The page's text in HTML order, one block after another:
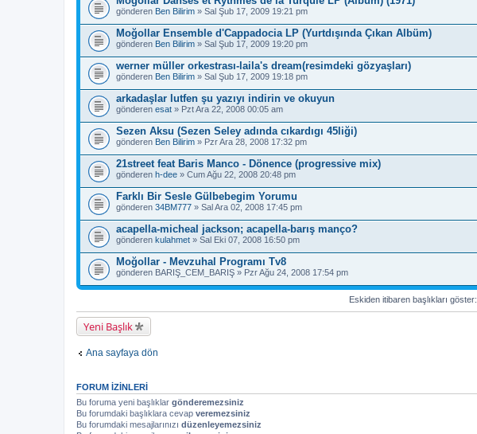
gönderen Ben Bilirim » Sal Şub 17, 2009 19:21 pm
Moğollar Ensemble d'Cappadocia LP (Yurtdışında Çıkan Albüm)
gönderen Ben Bilirim » Sal Şub 17, 2009 19:20 pm
werner müller orkestrası-laila's dream(resimdeki gözyaşları)
gönderen Ben Bilirim » Sal Şub 17, 2009 19:18 pm
arkadaşlar lutfen şu yazıyı indirin ve okuyun
gönderen esat » Pzt Ara 22, 2008 00:05 am
Sezen Aksu (Sezen Seley adında cıkardıgı 45liği)
gönderen Ben Bilirim » Pzr Ara 28, 2008 17:32 pm
21street feat Baris Manco - Dönence (progressive mix)
gönderen h-dee » Cum Ağu 22, 2008 20:48 pm
Farklı Bir Sesle Gülbebegim Yorumu
gönderen 34BM777 » Sal Ara 02, 2008 17:45 pm
acapella-micheal jackson; acapella-barış manço?
gönderen kulahmet » Sal Eki 07, 2008 16:50 pm
Moğollar - Mevzuhal Programı Tv8
gönderen BARIŞ_CEM_BARIŞ » Pzr Ağu 24, 2008 17:54 pm
Eskiden itibaren başlıkları göster:
Yeni Başlık
Ana sayfaya dön
FORUM IZINLERI
Bu foruma yeni başlıklar gönderemezsiniz
Bu forumdaki başlıklara cevap veremezsiniz
Bu forumdaki mesajlarınızı düzenleyemezsiniz